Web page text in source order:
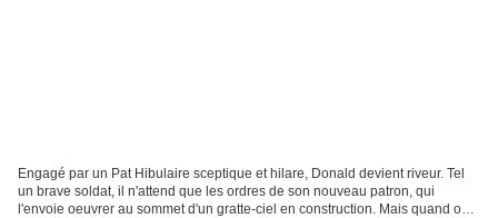
Engagé par un Pat Hibulaire sceptique et hilare, Donald devient riveur. Tel
un brave soldat, il n'attend que les ordres de son nouveau patron, qui
l'envoie oeuvrer au sommet d'un gratte-ciel en construction. Mais quand on a